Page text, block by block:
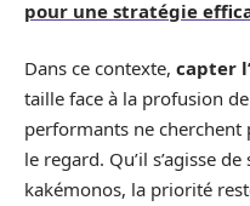
pour une stratégie
Dans ce contexte, capter
taille face à la profusion
performants ne cherchent
le regard. Qu’il s’agisse
kakémonos, la priorité